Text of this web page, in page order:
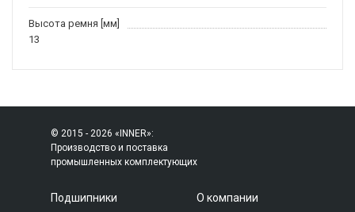
Высота ремня [мм]
13
© 2015 - 2026 «INNER»:
Производство и поставка
промышленных комплектующих
Подшипники
О компании